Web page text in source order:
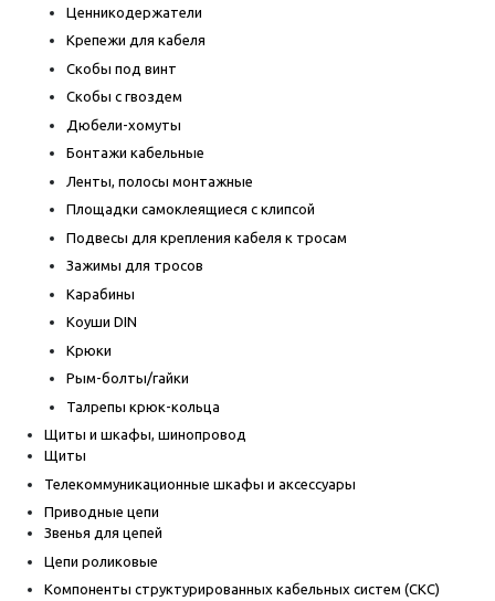
Ценникодержатели
Крепежи для кабеля
Скобы под винт
Скобы с гвоздем
Дюбели-хомуты
Бонтажи кабельные
Ленты, полосы монтажные
Площадки самоклеящиеся с клипсой
Подвесы для крепления кабеля к тросам
Зажимы для тросов
Карабины
Коуши DIN
Крюки
Рым-болты/гайки
Талрепы крюк-кольца
Щиты и шкафы, шинопровод
Щиты
Телекоммуникационные шкафы и аксессуары
Приводные цепи
Звенья для цепей
Цепи роликовые
Компоненты структурированных кабельных систем (СКС)